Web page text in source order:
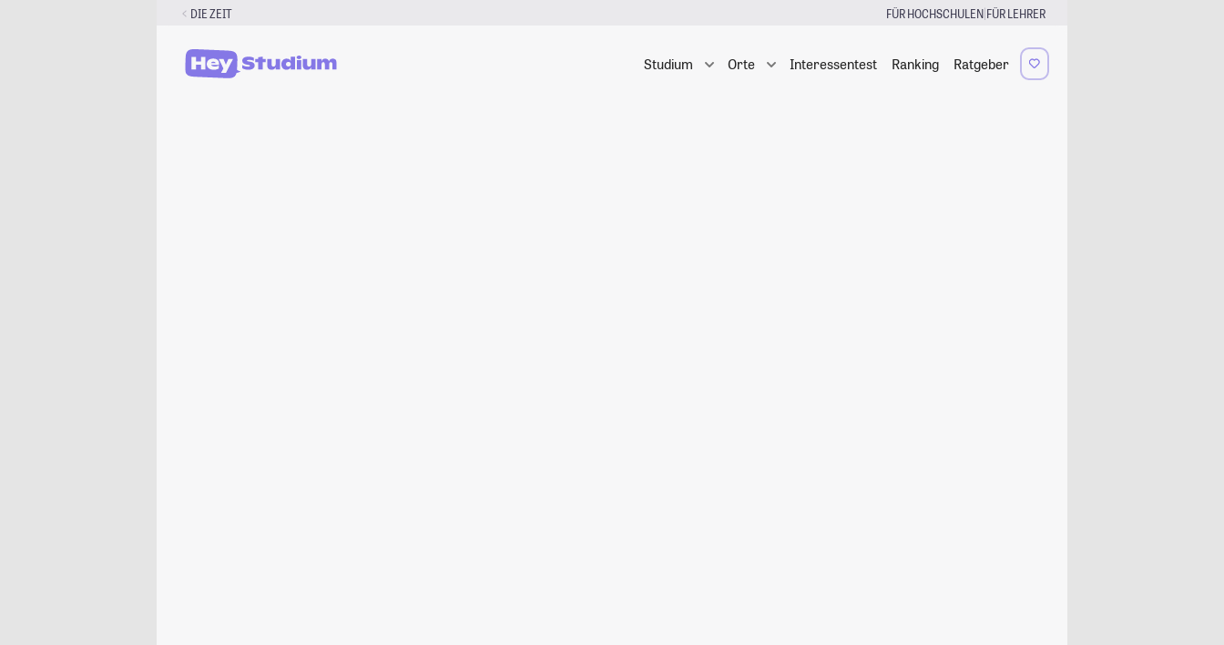
DIE ZEIT FÜR HOCHSCHULEN|FÜR LEHRER
Studium Orte Interessentest Ranking Ratgeber